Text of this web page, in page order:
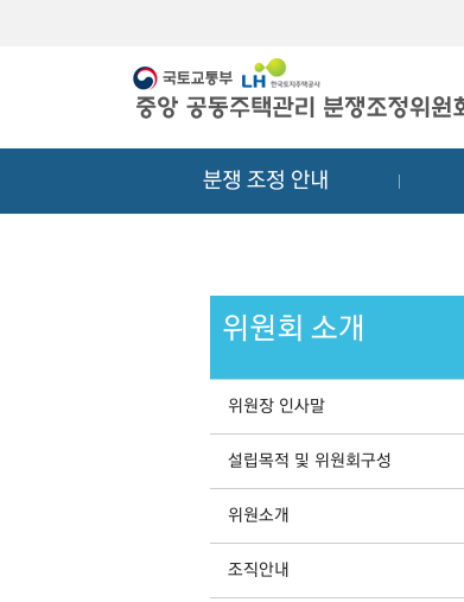
분쟁 조정 안내
위원회 소개
위원장 인사말
설립목적 및 위원회구성
위원소개
조직안내